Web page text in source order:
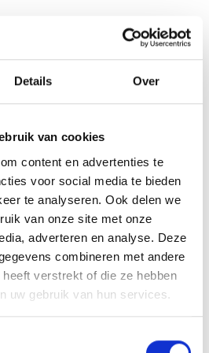
Details Over
van cookies
content en advertenties te
voor social media te bieden
te analyseren. Ook delen we
van onze site met onze
adverteren en analyse. Deze
combineren met andere
verstrekt of die ze hebben
uw gebruik van hun services.